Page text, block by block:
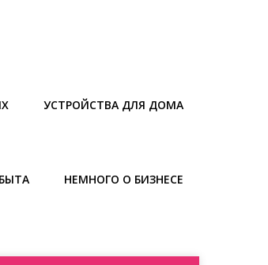
УСТРОЙСТВА ДЛЯ ДОМА
НЕМНОГО О БИЗНЕСЕ